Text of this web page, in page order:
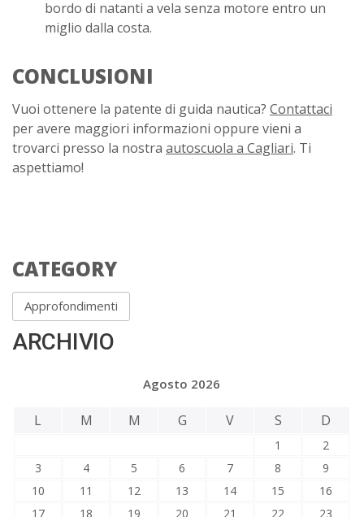
bordo di natanti a vela senza motore entro un
miglio dalla costa.
CONCLUSIONI
Vuoi ottenere la patente di guida nautica? Contattaci
per avere maggiori informazioni oppure vieni a
trovarci presso la nostra autoscuola a Cagliari. Ti
aspettiamo!
CATEGORY
Approfondimenti
ARCHIVIO
Agosto 2026
L M M G V S D
1
2
3
4 5 6 7 8
9
10
11 12 13 14 15
16
17
18 19 20 21 22 23